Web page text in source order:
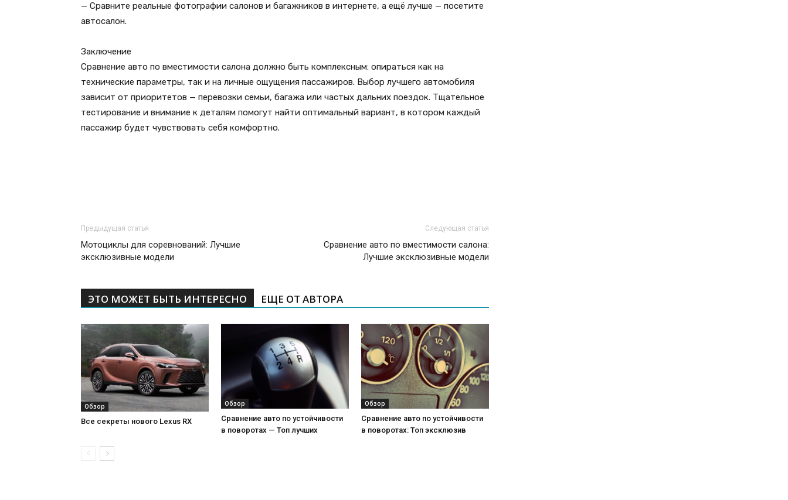
— Сравните реальные фотографии салонов и багажников в интернете, а ещё лучше — посетите
автосалон.
Заключение
Сравнение авто по вместимости салона должно быть комплексным: опираться как на
технические параметры, так и на личные ощущения пассажиров. Выбор лучшего автомобиля
зависит от приоритетов — перевозки семьи, багажа или частых дальних поездок. Тщательное
тестирование и внимание к деталям помогут найти оптимальный вариант, в котором каждый
пассажир будет чувствовать себя комфортно.
Предыдущая статья
Мотоциклы для соревнований: Лучшие
эксклюзивные модели
Следующая статья
Сравнение авто по вместимости салона:
Лучшие эксклюзивные модели
ЭТО МОЖЕТ БЫТЬ ИНТЕРЕСНО ЕЩЕ ОТ АВТОРА
Обзор
Все секреты нового Lexus RX
Обзор
Сравнение авто по устойчивости
в поворотах — Топ лучших
Обзор
Сравнение авто по устойчивости
в поворотах: Топ эксклюзив